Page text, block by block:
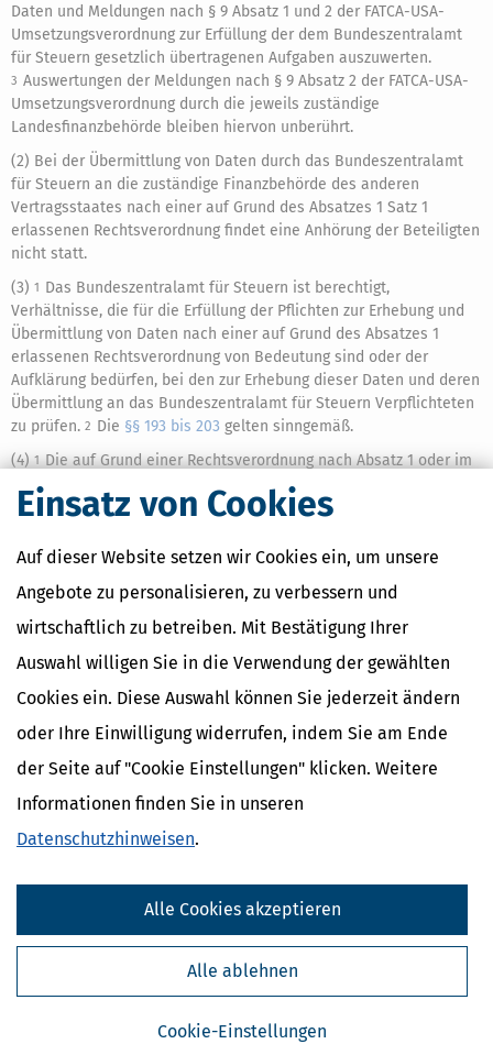
Einsatz von Cookies
Auf dieser Website setzen wir Cookies ein, um unsere
Angebote zu personalisieren, zu verbessern und
wirtschaftlich zu betreiben. Mit Bestätigung Ihrer
Auswahl willigen Sie in die Verwendung der gewählten
Cookies ein. Diese Auswahl können Sie jederzeit ändern
oder Ihre Einwilligung widerrufen, indem Sie am Ende
der Seite auf "Cookie Einstellungen" klicken. Weitere
Informationen finden Sie in unseren
Datenschutzhinweisen.
Cookie-Einstellungen
Alle ablehnen
Alle Cookies akzeptieren
Daten und Meldungen nach § 9 Absatz 1 und 2 der FATCA-USA-
Umsetzungsverordnung zur Erfüllung der dem Bundeszentralamt
für Steuern gesetzlich übertragenen Aufgaben auszuwerten.
3 Auswertungen der Meldungen nach § 9 Absatz 2 der FATCA-USA-
Umsetzungsverordnung durch die jeweils zuständige
Landesfinanzbehörde bleiben hiervon unberührt.
(2) Bei der Übermittlung von Daten durch das Bundeszentralamt
für Steuern an die zuständige Finanzbehörde des anderen
Vertragsstaates nach einer auf Grund des Absatzes 1 Satz 1
erlassenen Rechtsverordnung findet eine Anhörung der Beteiligten
nicht statt.
(3) 1
Das Bundeszentralamt für Steuern ist berechtigt,
Verhältnisse, die für die Erfüllung der Pflichten zur Erhebung und
Übermittlung von Daten nach einer auf Grund des Absatzes 1
erlassenen Rechtsverordnung von Bedeutung sind oder der
Aufklärung bedürfen, bei den zur Erhebung dieser Daten und deren
Übermittlung an das Bundeszentralamt für Steuern Verpflichteten
zu prüfen. 2 Die §§ 193 bis 203 gelten sinngemäß.
(4)1 Die auf Grund einer Rechtsverordnung nach Absatz 1 oder im
Rahmen einer Prüfung nach Absatz 3 vom Bundeszentralamt für
Steuern erhobenen Daten dürfen nur für die in den zugrunde
verwendet werden.2 Bei der Übermittlung der länderbezogenen
Absatz 7 Satz 1 bis 3findet keine Anhörung der Beteiligten statt.
Selbstständigkeit
Erben, Vererben & Schenken
Verwandte Lexikon-Begriffe
Kapitalertragsteuer Freibetrag -
Definition und Erklärung
Kapitalertragsteuer - Definition und
NACHDiGAL